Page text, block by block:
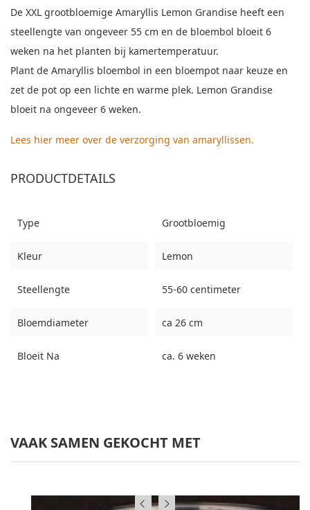
De XXL grootbloemige Amaryllis Lemon Grandise heeft een
steellengte van ongeveer 55 cm en de bloembol bloeit 6
weken na het planten bij kamertemperatuur.
Plant de Amaryllis bloembol in een bloempot naar keuze en
zet de pot op een lichte en warme plek. Lemon Grandise
bloeit na ongeveer 6 weken.
Lees hier meer over de verzorging van amaryllissen.
PRODUCTDETAILS
Type Grootbloemig
Kleur Lemon
Steellengte 55-60 centimeter
Bloemdiameter ca 26 cm
Bloeit Na ca. 6 weken
VAAK SAMEN GEKOCHT MET